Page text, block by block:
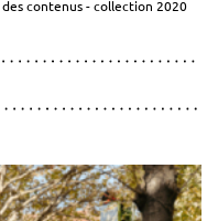
des contenus - collection 2020